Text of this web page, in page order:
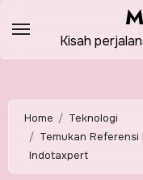
content
Kisah
Home
Teknologi
Temukan Referensi
Indotaxpert